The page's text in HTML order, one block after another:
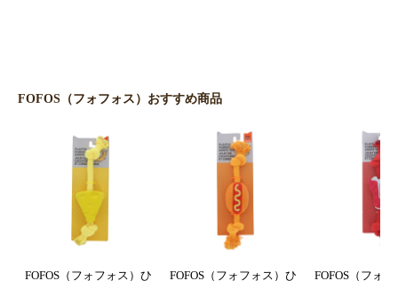
FOFOS（フォフォス）おすすめ商品
FOFOS（フォフォス）ひ
FOFOS（フォフォス）ひ
FOFOS（フォ